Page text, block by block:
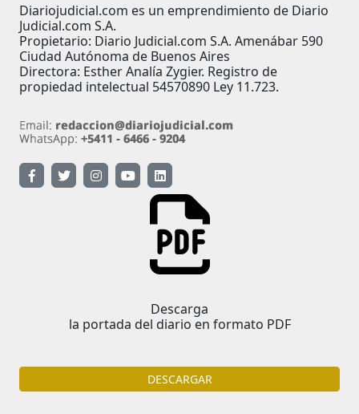
Diariojudicial.com es un emprendimiento de Diario
Judicial.com S.A.
Propietario: Diario Judicial.com S.A. Amenábar 590
Ciudad Autónoma de Buenos Aires
Directora: Esther Analía Zygier. Registro de
propiedad intelectual 54570890 Ley 11.723.
Descarga
la portada del diario en formato PDF
DESCARGAR